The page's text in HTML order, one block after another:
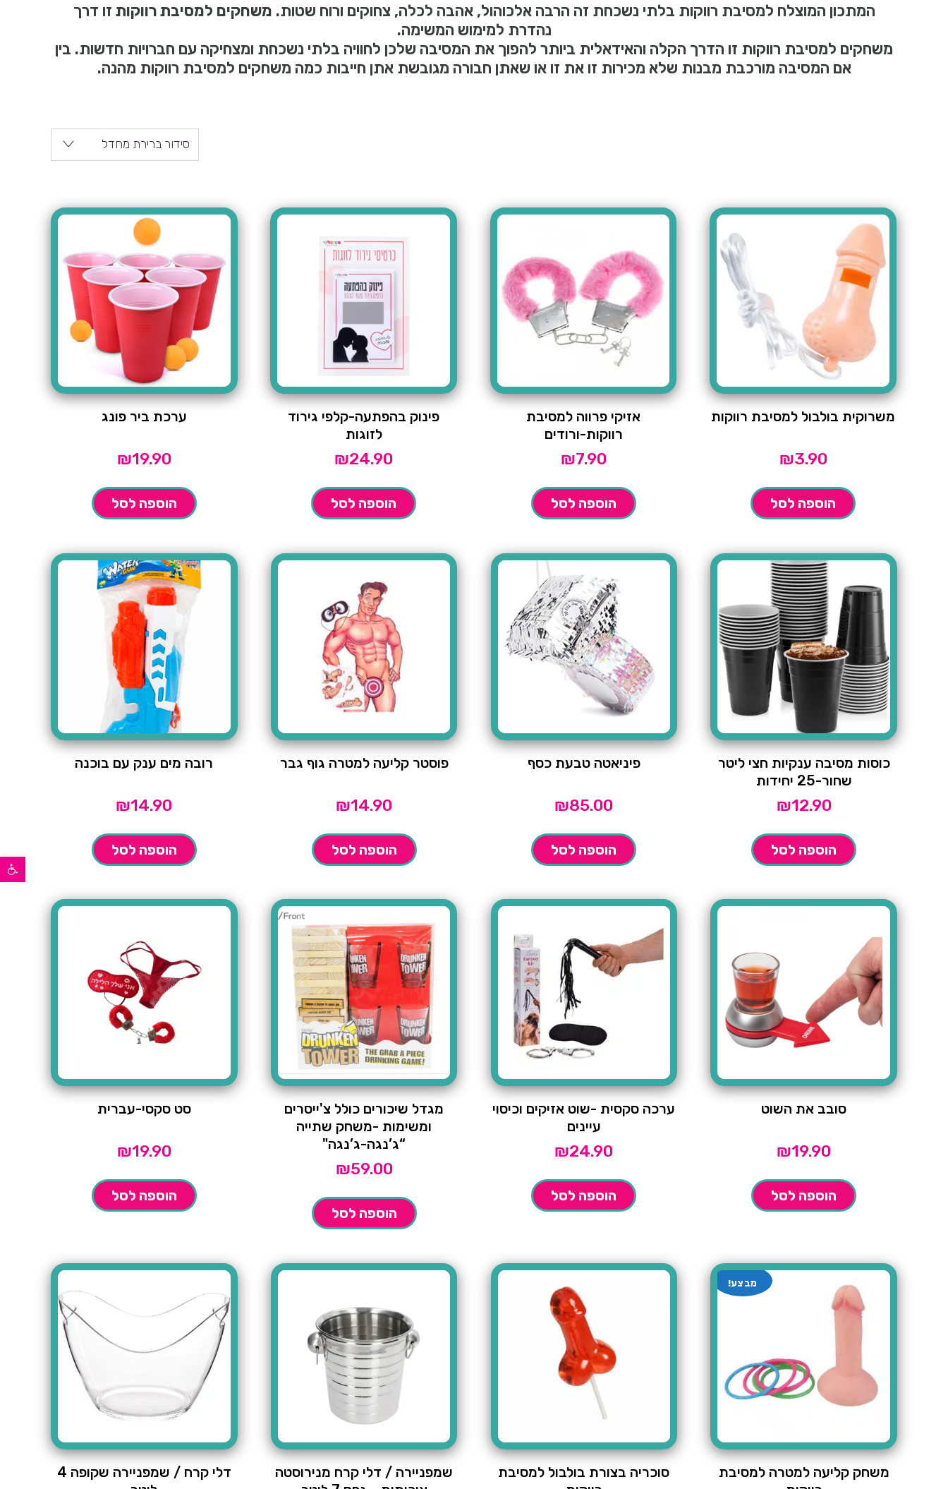
פתח סרגל נגישות
המתכון המוצלח למסיבת רווקות בלתי נשכחת זה הרבה אלכוהול, אהבה לכלה, צחוקים ורוח שטות. משחקים למסיבת רווקות זו דרך
נהדרת למימוש המשימה.
משחקים למסיבת רווקות זו הדרך הקלה והאידאלית ביותר להפוך את המסיבה שלכן לחוויה בלתי נשכחת ומצחיקה עם חברויות חדשות. בין
אם המסיבה מורכבת מבנות שלא מכירות זו את זו או שאתן חבורה מגובשת אתן חייבות כמה משחקים למסיבת רווקות מהנה.
סידור ברירת מחדל
משרוקית בולבול למסיבת רווקות
₪3.90
הוספה לסל
אזיקי פרווה למסיבת
רווקות-ורודים
₪7.90
הוספה לסל
פינוק בהפתעה-קלפי גירוד
לזוגות
₪24.90
הוספה לסל
ערכת ביר פונג
₪19.90
הוספה לסל
כוסות מסיבה ענקיות חצי ליטר
שחור-25 יחידות
₪12.90
הוספה לסל
פיניאטה טבעת כסף
₪85.00
הוספה לסל
פוסטר קליעה למטרה גוף גבר
₪14.90
הוספה לסל
רובה מים ענק עם בוכנה
₪14.90
הוספה לסל
סובב את השוט
₪19.90
הוספה לסל
ערכה סקסית -שוט אזיקים וכיסוי
עיינים
₪24.90
הוספה לסל
מגדל שיכורים כולל צ'ייסרים
ומשימות -משחק שתייה
“ג’נגה-ג’נגה"
₪59.00
הוספה לסל
סט סקסי-עברית
₪19.90
הוספה לסל
מבצע!
משחק קליעה למטרה למסיבת
סוכריה בצורת בולבול למסיבת
​שמפניירה / דלי קרח מנירוסטה
​דלי קרח / שמפניירה שקופה 4